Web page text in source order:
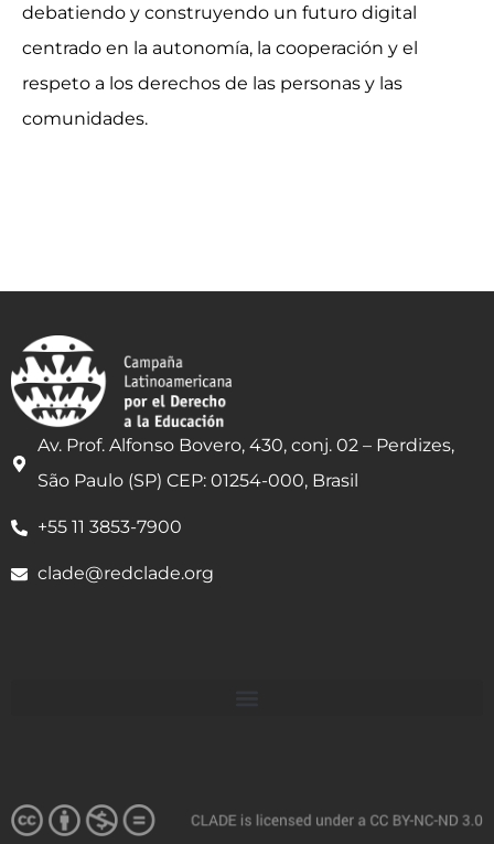
debatiendo y construyendo un futuro digital
centrado en la autonomía, la cooperación y el
respeto a los derechos de las personas y las
comunidades.
Av. Prof. Alfonso Bovero, 430, conj. 02 – Perdizes,
São Paulo (SP) CEP: 01254-000, Brasil
+55 11 3853-7900
clade@redclade.org